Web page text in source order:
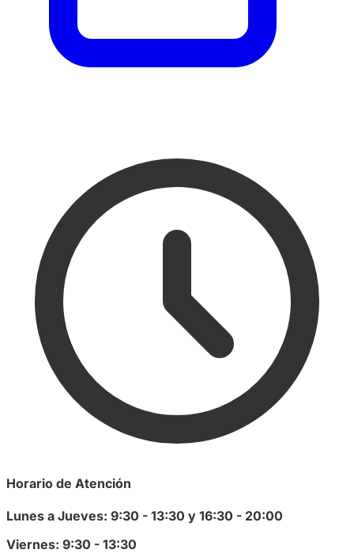
Horario de Atención
Lunes a Jueves: 9:30 - 13:30 y 16:30 - 20:00
Viernes: 9:30 - 13:30